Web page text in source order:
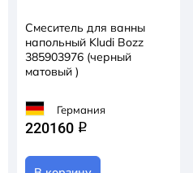
Смеситель для ванны
напольный Kludi Bozz
385903976 (черный
матовый )
Германия
220160 q